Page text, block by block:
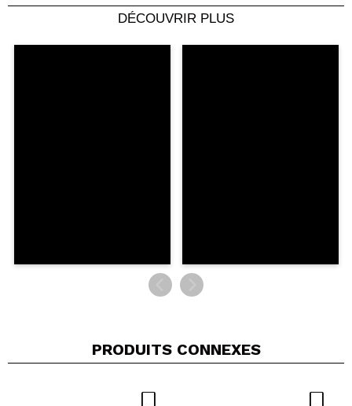
Partager une vidéo ou une photo
Votre vidéo pourrait être la première. Imaginez...
DÉCOUVRIR PLUS
PRODUITS CONNEXES